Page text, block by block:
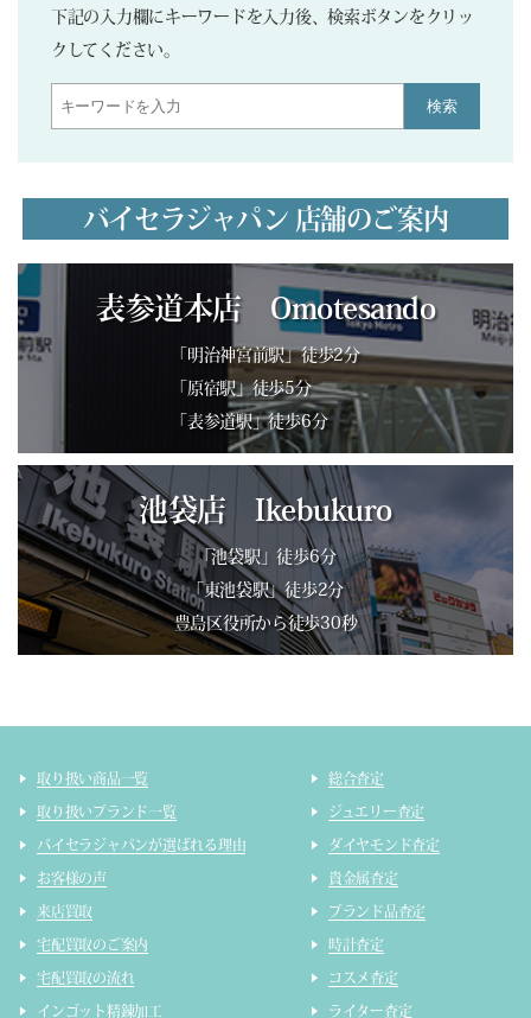
下記の入力欄にキーワードを入力後、検索ボタンをクリッ
クしてください。
検索
バイセラジャパン 店舗のご案内
表参道本店 Omotesando
「明治神宮前駅」徒歩2分
「原宿駅」徒歩5分
「表参道駅」徒歩6分
池袋店 Ikebukuro
「池袋駅」徒歩6分
「東池袋駅」徒歩2分
豊島区役所から徒歩30秒
取り扱い商品一覧
取り扱いブランド一覧
バイセラジャパンが選ばれる理由
お客様の声
来店買取
宅配買取のご案内
宅配買取の流れ
インゴット精錬加工
総合査定
ジュエリー査定
ダイヤモンド査定
貴金属査定
ブランド品査定
時計査定
コスメ査定
ライター査定